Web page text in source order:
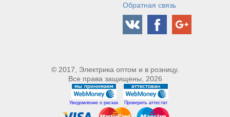
Обратная связь
© 2017, Электрика оптом и в розницу.
Все права защищены, 2026
Уведомление о рисках Проверить аттестат